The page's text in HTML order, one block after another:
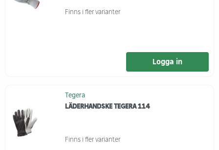
Finns i fler varianter
Logga in
Tegera
LÄDERHANDSKE TEGERA 114
Finns i fler varianter